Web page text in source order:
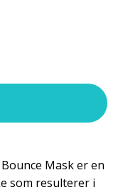
Mask er en
som resulterer i